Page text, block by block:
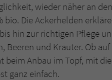
wieder näher an
bio. Die Ackerhelden
hin zur richtigen Pflege
Beeren und Kräuter. Ob
beim Anbau im Topf, mit
ganz einfach.